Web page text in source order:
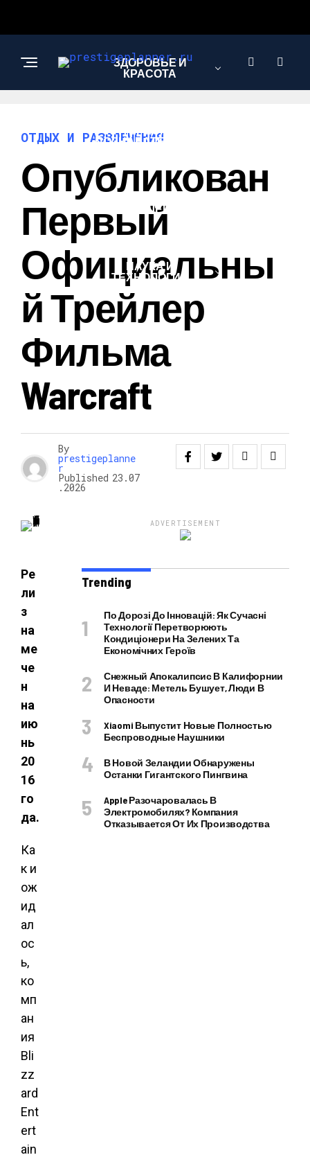
ЗДОРОВЬЕ И
КРАСОТА
ИНТЕРЕСНОЕ И
ПОЗНАВАТЕЛЬНОЕ
ОТНОШЕНИЯ
НАУКА И
ТЕХНОЛОГИИ
ОТДЫХ И РАЗВЛЕЧЕНИЯ
Опубликован
Первый
Официальны
Й Трейлер
Фильма
Warcraft
By
prestigeplanne
r
Published 23.07
.2026
Ре
ли
з
на
ме
че
н
на
ию
нь
20
16
го
да.
Ка
к и
ож
ид
ал
ос
ь,
ко
мп
ан
ия
Bli
zz
ard
Ent
ert
ain
ADVERTISEMENT
Trending
По Дорозі До Інновацій: Як Сучасні
Технології Перетворюють
Кондиціонери На Зелених Та
Економічних Героїв
Снежный Апокалипсис В Калифорнии
И Неваде: Метель Бушует, Люди В
Опасности
Xiaomi Выпустит Новые Полностью
Беспроводные Наушники
В Новой Зеландии Обнаружены
Останки Гигантского Пингвина
Apple Разочаровалась В
Электромобилях? Компания
Отказывается От Их Производства